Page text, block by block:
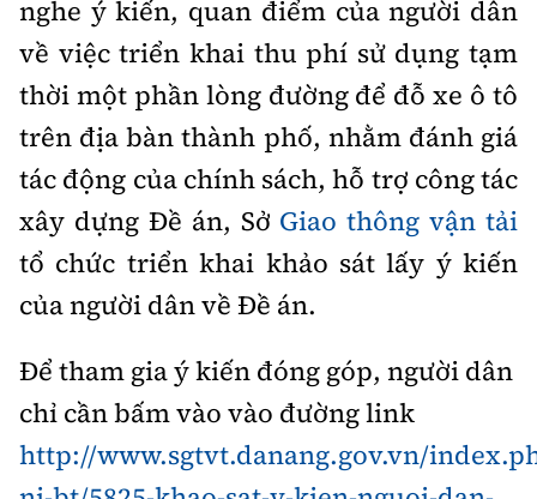
Nhà thầu
Mời thầu - Đấu thầu
Thi viết về GTVT
Gương sáng giao thông
Âm nhạc
Hậu trường sao
360 độ thể thao
Sản phẩm mới
Thế giới
Thời sự Quốc tế
Hồ sơ tài liệu
Thế giới giao thông
Thế giới xây dựng
Đi ++
Du lịch
Khám phá
Lối sống
Ẩm thực
Video
Thời sự
Khám phá
Câu chuyện giao thông
Giải trí - Thể thao
Cơ quan chủ quản: Bộ Xây dựng
Giấy phép số: 03/GP-BVHTTDL, cấp ngày 1/4/2025.
Tòa soạn: Số 2 Nguyễn Công Hoan, phường Giảng Võ,
nghe ý kiến, quan điểm của người dân
về việc triển khai thu phí sử dụng tạm
thời một phần lòng đường để đỗ xe ô tô
trên địa bàn thành phố, nhằm đánh giá
tác động của chính sách, hỗ trợ công tác
xây dựng Đề án, Sở Giao thông vận tải
tổ chức triển khai khảo sát lấy ý kiến
của người dân về Đề án.
Để tham gia ý kiến đóng góp, người dân
chỉ cần bấm vào vào đường link
http://www.sgtvt.danang.gov.vn/